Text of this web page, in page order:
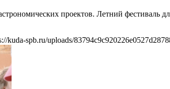
проектов. Летний фестиваль
kuda-spb.ru/uploads/